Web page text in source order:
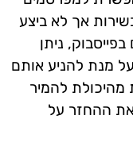
אך לא ביצע
ניתן
מנת להניע אותם
מהיכולת להמיר
את ההחזר על